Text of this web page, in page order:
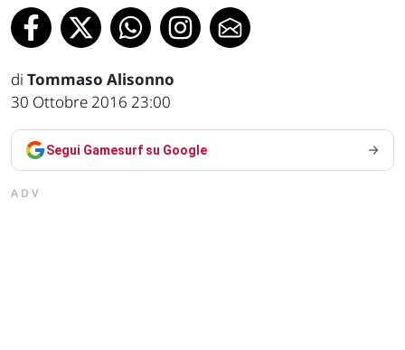
di Tommaso Alisonno
30 Ottobre 2016 23:00
Segui Gamesurf su Google
ADV